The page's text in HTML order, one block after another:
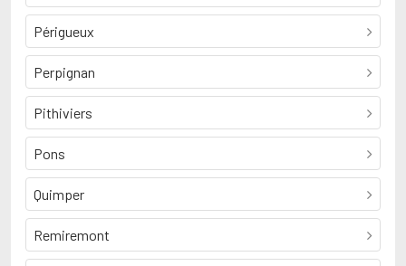
Périgueux
Perpignan
Pithiviers
Pons
Quimper
Remiremont